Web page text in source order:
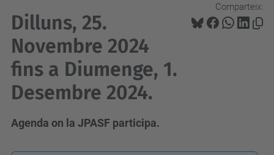
Comparteix:
Dilluns, 25.
Novembre 2024
fins a Diumenge, 1.
Desembre 2024.
Agenda on la JPASF participa.